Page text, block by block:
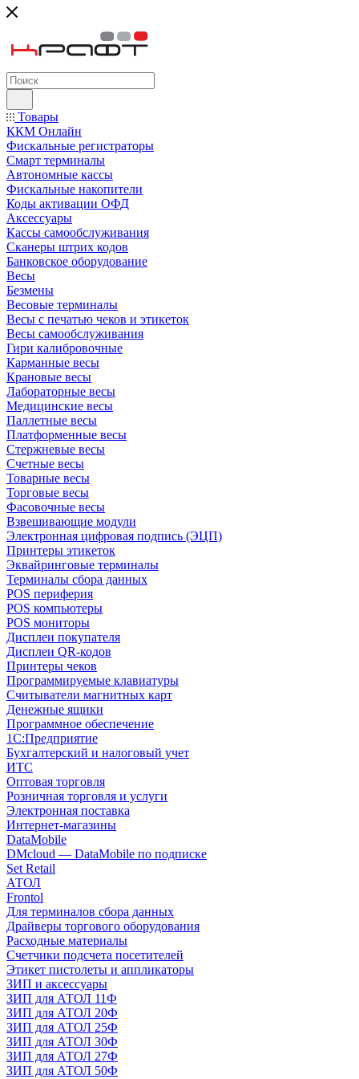
Товары
ККМ Онлайн
Фискальные регистраторы
Смарт терминалы
Автономные кассы
Фискальные накопители
Коды активации ОФД
Аксессуары
Кассы самообслуживания
Сканеры штрих кодов
Банковское оборудование
Весы
Безмены
Весовые терминалы
Весы с печатью чеков и этикеток
Весы самообслуживания
Гири калибровочные
Карманные весы
Крановые весы
Лабораторные весы
Медицинские весы
Паллетные весы
Платформенные весы
Стержневые весы
Счетные весы
Товарные весы
Торговые весы
Фасовочные весы
Взвешивающие модули
Электронная цифровая подпись (ЭЦП)
Принтеры этикеток
Эквайринговые терминалы
Терминалы сбора данных
POS периферия
POS компьютеры
POS мониторы
Дисплеи покупателя
Дисплеи QR-кодов
Принтеры чеков
Программируемые клавиатуры
Считыватели магнитных карт
Денежные ящики
Программное обеспечение
1С:Предприятие
Бухгалтерский и налоговый учет
ИТС
Оптовая торговля
Розничная торговля и услуги
Электронная поставка
Интернет-магазины
DataMobile
DMcloud — DataMobile по подписке
Set Retail
АТОЛ
Frontol
Для терминалов сбора данных
Драйверы торгового оборудования
Расходные материалы
Счетчики подсчета посетителей
Этикет пистолеты и аппликаторы
ЗИП и аксессуары
ЗИП для АТОЛ 11Ф
ЗИП для АТОЛ 20Ф
ЗИП для АТОЛ 25Ф
ЗИП для АТОЛ 30Ф
ЗИП для АТОЛ 27Ф
ЗИП для АТОЛ 50Ф